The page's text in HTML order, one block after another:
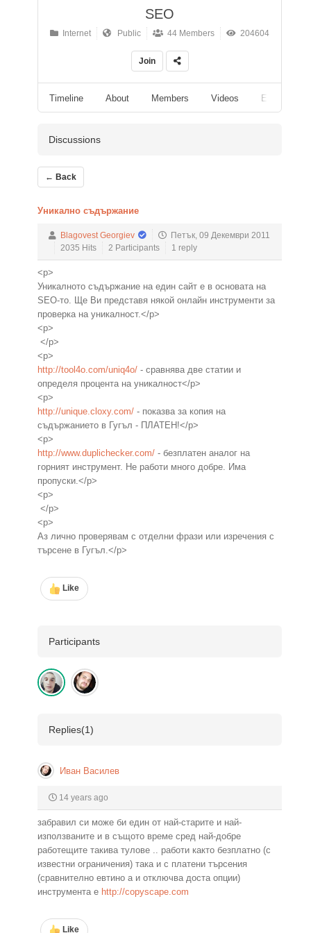
SEO
Internet Public 44 Members 204604
Join
Timeline About Members Videos Events
Discussions
← Back
Уникално съдържание
Blagovest Georgiev
Петък, 09 Декември 2011
2035 Hits
2 Participants 1 reply
<p>
Уникалното съдържание на един сайт е в основата на
SEO-то. Ще Ви представя някой онлайн инструменти за
проверка на уникалност.</p>
<p>
</p>
<p>
http://tool4o.com/uniq4o/ - сравнява две статии и
определя процента на уникалност</p>
<p>
http://unique.cloxy.com/ - показва за копия на
съдържанието в Гугъл - ПЛАТЕН!</p>
<p>
http://www.duplichecker.com/ - безплатен аналог на
горният инструмент. Не работи много добре. Има
пропуски.</p>
<p>
</p>
<p>
Аз лично проверявам с отделни фрази или изречения с
търсене в Гугъл.</p>
Like
Participants
Replies(1)
Иван Василев
14 years ago
забравил си може би един от най-старите и най-
използваните и в същото време сред най-добре
работещите такива тулове .. работи както безплатно (с
известни ограничения) така и с платени търсения
(сравнително евтино а и отключва доста опции)
инструмента е http://copyscape.com
Like